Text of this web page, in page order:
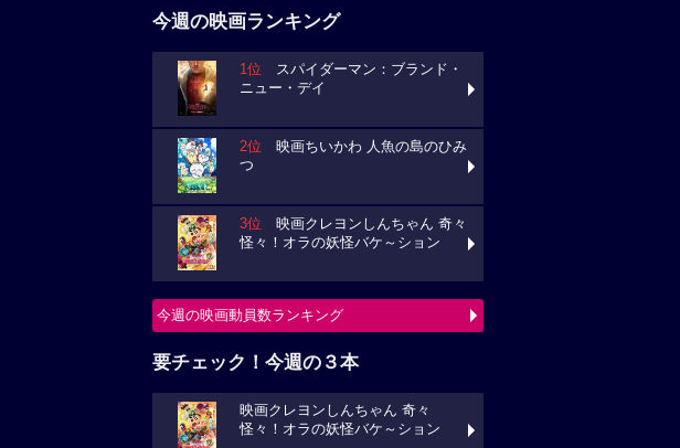
今週の映画ランキング
1位 スパイダーマン：ブランド・
ニュー・デイ
2位 映画ちいかわ 人魚の島のひみ
つ
3位 映画クレヨンしんちゃん 奇々
怪々！オラの妖怪バケ～ション
今週の映画動員数ランキング
要チェック！今週の３本
映画クレヨンしんちゃん 奇々
怪々！オラの妖怪バケ～ション